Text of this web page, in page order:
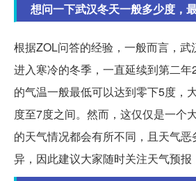
想问一下武汉冬天一般多少度，
根据ZOL问答的经验，一般而言，武
进入寒冷的冬季，一直延续到第二
的气温一般最低可以达到零下5度，
度至7度之间。然而，这仅仅是一个
的天气情况都会有所不同，且天气
异，因此建议大家随时关注天气预报